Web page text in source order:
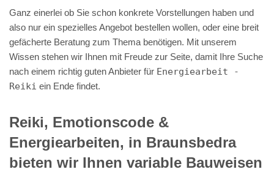
Ganz einerlei ob Sie schon konkrete Vorstellungen haben und
also nur ein spezielles Angebot bestellen wollen, oder eine breit
gefächerte Beratung zum Thema benötigen. Mit unserem
Wissen stehen wir Ihnen mit Freude zur Seite, damit Ihre Suche
nach einem richtig guten Anbieter für Energiearbeit -
Reiki ein Ende findet.
Reiki, Emotionscode &
Energiearbeiten, in Braunsbedra
bieten wir Ihnen variable Bauweisen